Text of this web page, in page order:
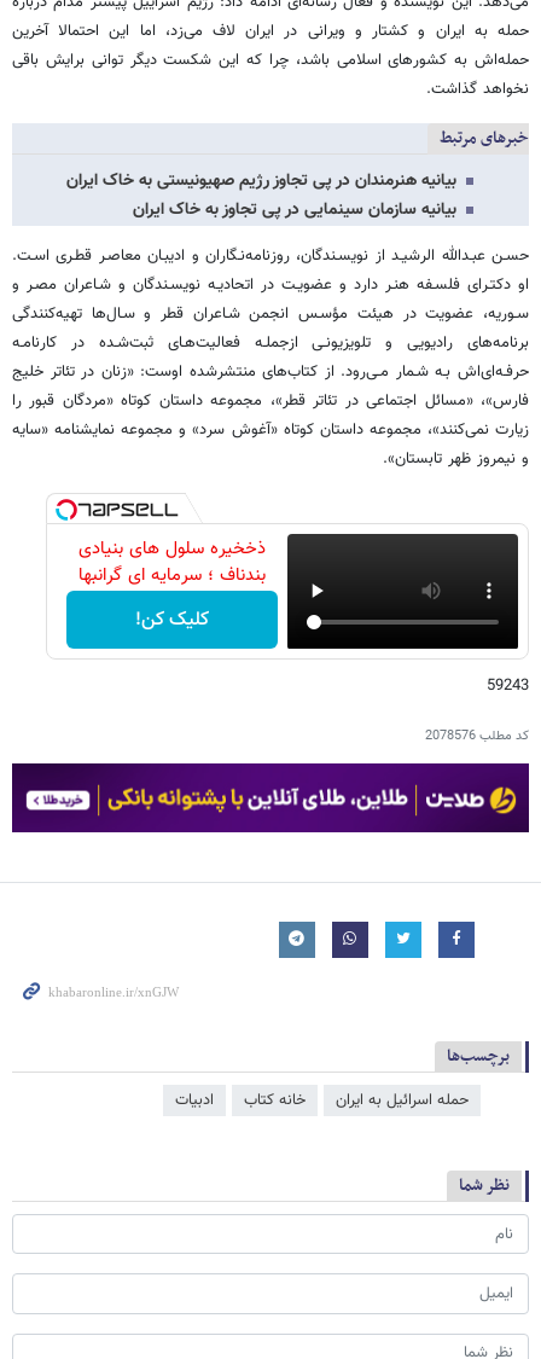
حمله به ایران و کشتار و ویرانی در ایران لاف می‌زد، اما این احتمالا آخرین
حمله‌اش به کشورهای اسلامی باشد، چرا که این شکست دیگر توانی برایش باقی
نخواهد گذاشت.
خبرهای مرتبط
بیانیه هنرمندان در پی تجاوز رژیم صهیونیستی به خاک ایران
بیانیه سازمان سینمایی در پی تجاوز به خاک ایران
حسـن عبـدالله الرشیـد از نویسـندگان، روزنامه‌نـگاران و ادیبـان معاصـر قطـری اسـت.
او دکتـرای فلسـفه هنـر دارد و عضویـت در اتحادیـه نویسـندگان و شـاعران مصـر و
سـوریه، عضویت در هیئت مؤسـس انجمن شـاعران قطر و سـال‌ها تهیه‌کنندگی
برنامه‌های رادیویی و تلویزیونـی ازجملـه فعالیت‌هـای ثبت‌شـده در کارنامـه
حرفـه‌ای‌اش بـه شـمار مـی‌رود. از کتاب‌های منتشرشده اوست: «زنان در تئاتر خلیج
فارس»، «مسائل اجتماعی در تئاتر قطر»، مجموعه داستان‌ کوتاه «مردگان قبور را
زیارت نمی‌کنند»، مجموعه داستان‌ کوتاه «آغوش سرد» و مجموعه نمایشنامه‌ «سایه
و نیمروز ظهر تابستان».
ذخخیره سلول های بنیادی
بندناف ؛ سرمایه ای گرانبها
کلیک کن!
59243
کد مطلب2078576
برچسب‌ها
حمله اسرائیل به ایران خانه کتاب ادبیات
نظر شما